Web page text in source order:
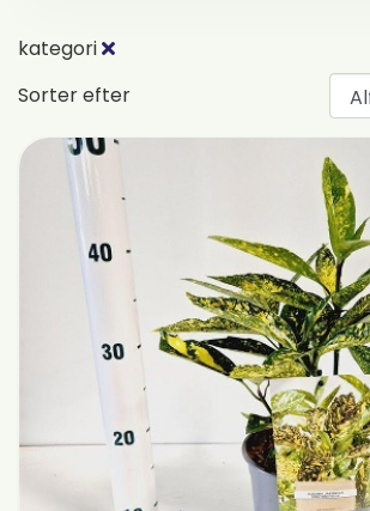
kategori
Sorter efter